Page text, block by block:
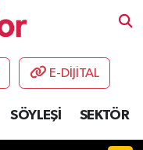
E-DİJİTAL
SÖYLEŞİ SEKTÖR